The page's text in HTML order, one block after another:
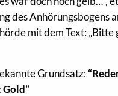
des Anhörungsbogens
mit dem Text: „Bitte
Grundsatz: